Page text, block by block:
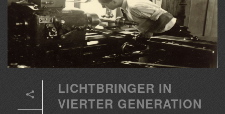
LICHTBRINGER IN
VIERTER GENERATION